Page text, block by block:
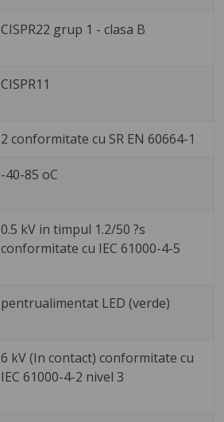
CISPR22 grup 1 - clasa B
CISPR11
2 conformitate cu SR EN 60664-1
-40-85 oC
0.5 kV in timpul 1.2/50 ?s
conformitate cu IEC 61000-4-5
pentrualimentat LED (verde)
6 kV (In contact) conformitate cu
IEC 61000-4-2 nivel 3